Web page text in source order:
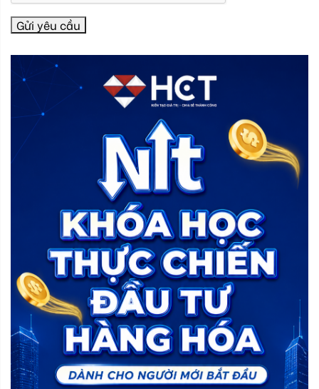
Gửi yêu cầu